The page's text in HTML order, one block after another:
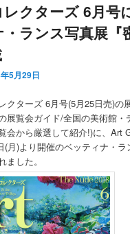
レクターズ 6月号
・ランス写真展『
5月29日
クターズ 6月号(5月25日売)の
展覧会ガイド/全国の美術館・
会から厳選して紹介!)に、Art
(月)より開催のベッティナ・
ました。